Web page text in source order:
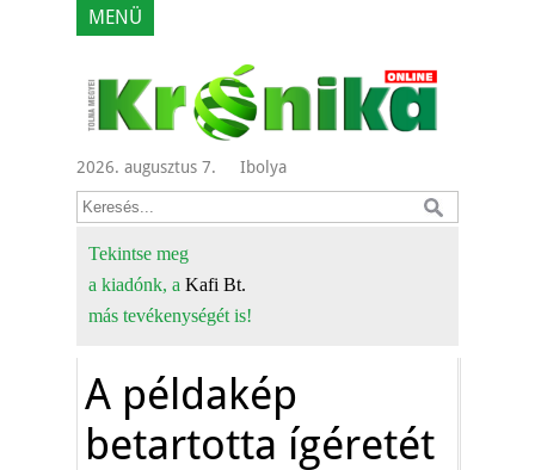
MENÜ
2026. augusztus 7. Ibolya
Tekintse meg
a kiadónk, a Kafi Bt.
más tevékenységét is!
A példakép
betartotta ígéretét